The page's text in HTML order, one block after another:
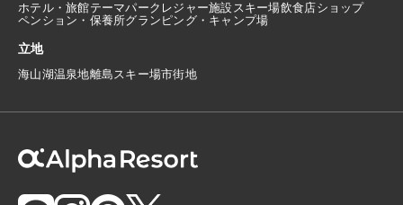
ホテル・旅館テーマパーク レジャー施設スキー場飲食店ショップ
ペンション・保養所グランピング・キャンプ場
立地
海山湖温泉地離島スキー場市街地